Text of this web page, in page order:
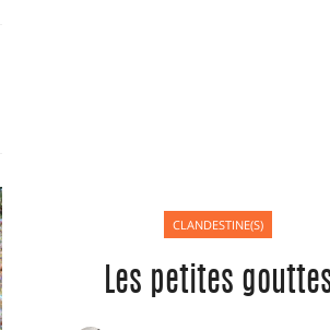
CLANDESTINE(S)
Les petites